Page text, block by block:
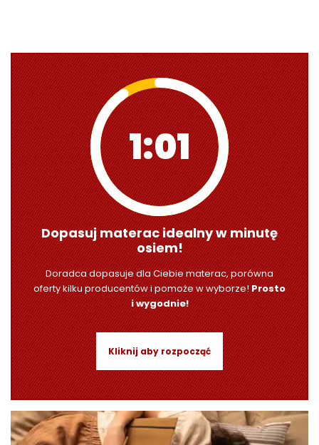
0:59
Dopasuj materac idealny w minutę
osiem!
Doradca dopasuje dla Ciebie materac, porówna
oferty kilku producentów i pomoże w wyborze!Prosto
i wygodnie!
Kliknij aby rozpocząć